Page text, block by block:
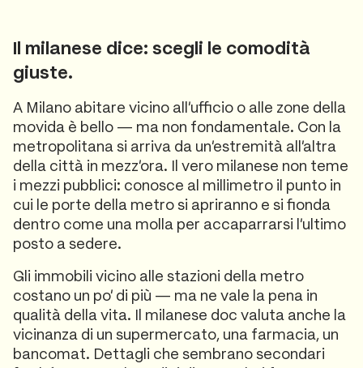
Il milanese dice: scegli le comodità
giuste.
A Milano abitare vicino all'ufficio o alle zone della
movida è bello — ma non fondamentale. Con la
metropolitana si arriva da un'estremità all'altra
della città in mezz'ora. Il vero milanese non teme
i mezzi pubblici: conosce al millimetro il punto in
cui le porte della metro si apriranno e si fionda
dentro come una molla per accaparrarsi l'ultimo
posto a sedere.
Gli immobili vicino alle stazioni della metro
costano un po' di più — ma ne vale la pena in
qualità della vita. Il milanese doc valuta anche la
vicinanza di un supermercato, una farmacia, un
bancomat. Dettagli che sembrano secondari